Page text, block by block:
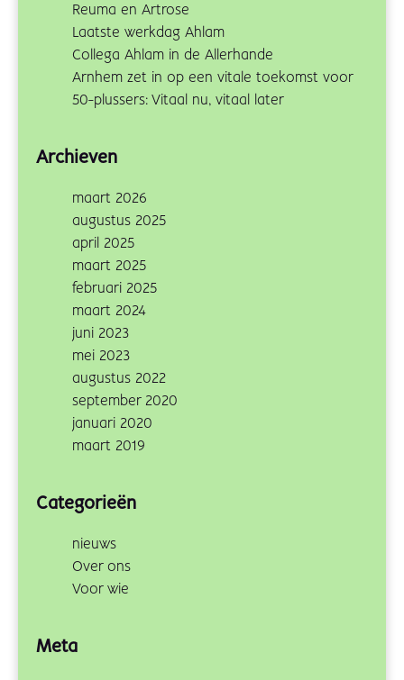
Reuma en Artrose
Laatste werkdag Ahlam
Collega Ahlam in de Allerhande
Arnhem zet in op een vitale toekomst voor
50-plussers: Vitaal nu, vitaal later
Archieven
maart 2026
augustus 2025
april 2025
maart 2025
februari 2025
maart 2024
juni 2023
mei 2023
augustus 2022
september 2020
januari 2020
maart 2019
Categorieën
nieuws
Over ons
Voor wie
Meta